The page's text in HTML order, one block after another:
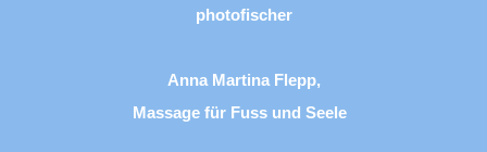
photofischer
Anna Martina Flepp,
Massage für Fuss und Seele